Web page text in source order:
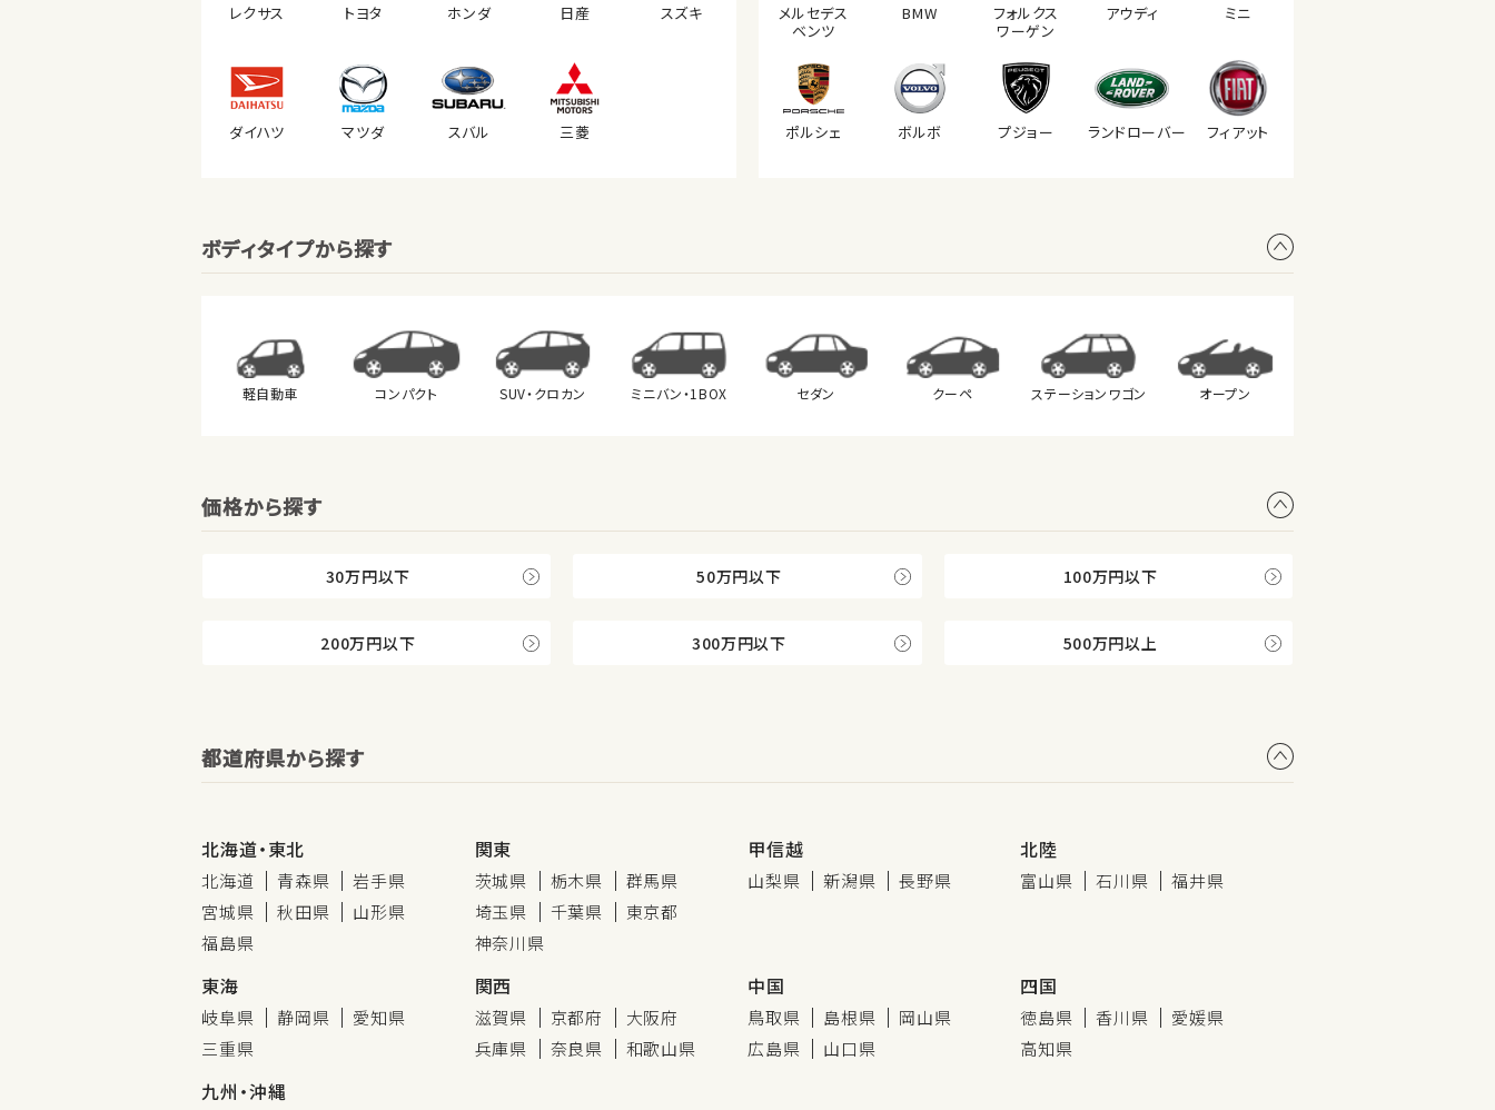
レクサス トヨタ ホンダ 日産 スズキ
ダイハツ マツダ スバル 三菱
メルセデス
ベンツ
BMW
フォルクス
ワーゲン
アウディ ミニ
ポルシェ ボルボ プジョー ランドローバー フィアット
ボディタイプから探す
軽自動車 コンパクト SUV・クロカン ミニバン・1BOX セダン クーペ ステーション ワゴン オープン
価格から探す
30万円以下 50万円以下 100万円以下
200万円以下 300万円以下 500万円以上
都道府県から探す
北海道・東北
北海道 青森県
岩手県
宮城県
秋田県
山形県
福島県
関東
茨城県 栃木県
群馬県
埼玉県
千葉県
東京都
神奈川県
甲信越
山梨県 新潟県 長野県
北陸
富山県 石川県 福井県
東海
岐阜県 静岡県
愛知県
三重県
関西
滋賀県 京都府
大阪府
兵庫県
奈良県 和歌山県
中国
鳥取県 島根県
岡山県
広島県
山口県
四国
徳島県 香川県
愛媛県
高知県
九州・沖縄